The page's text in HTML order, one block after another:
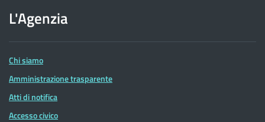
dell'Agenzia
delle
Entrate
L'Agenzia
Chi siamo
Amministrazione trasparente
Atti di notifica
Accesso civico